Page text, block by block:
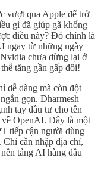
vượt qua Apple để trở
gì đã giúp gã khổng
điều này? Đó chính là
ngay từ những ngày
chưa dừng lại ở
tăng gần gấp đôi!
dễ dàng mà còn đột
gọn. Dharmesh
tay đầu tư cho tên
OpenAI. Đây là một
tiếp cận người dùng
Chỉ cần nhập địa chỉ,
tảng AI hàng đầu